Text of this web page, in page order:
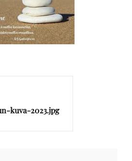
kuva-2023.jpg